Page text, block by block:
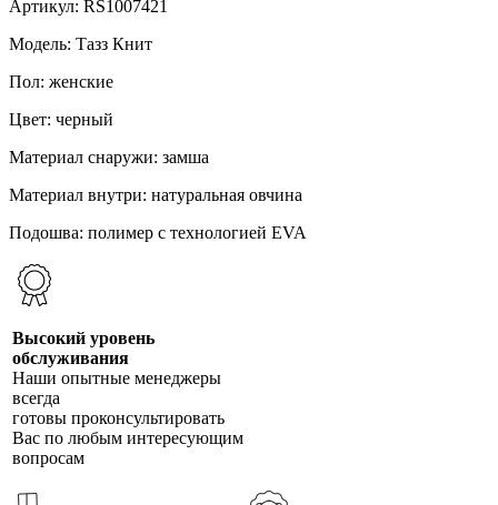
Артикул: RS1007421
Модель: Тазз Книт
Пол: женские
Цвет: черный
Материал снаружи: замша
Материал внутри: натуральная овчина
Подошва: полимер с технологией EVA
Высокий уровень
обслуживания
Наши опытные менеджеры
всегда
готовы проконсультировать
Вас по любым интересующим
вопросам